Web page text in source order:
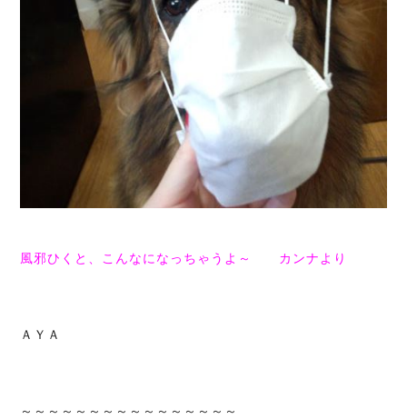
風邪ひくと、こんなになっちゃうよ～ カンナより
ＡＹＡ
～～～～～～～～～～～～～～～～